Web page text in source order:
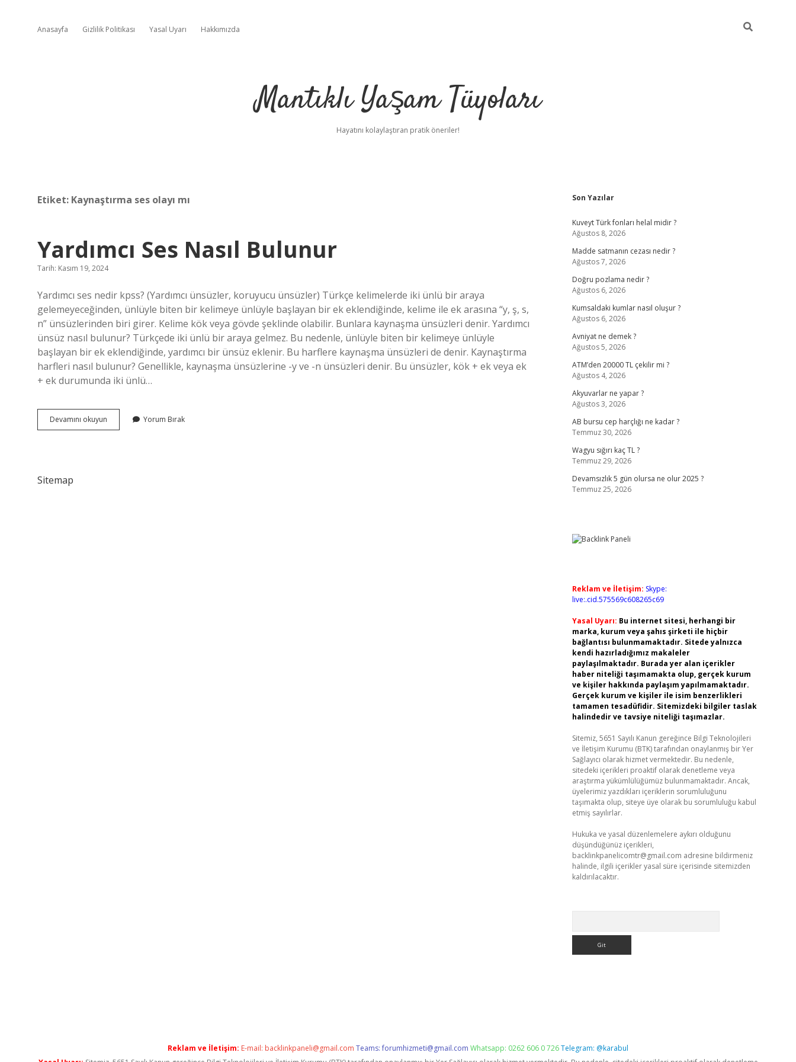
Anasayfa Gizlilik Politikası Yasal Uyarı Hakkımızda
Mantıklı Yaşam Tüyoları
Hayatını kolaylaştıran pratik öneriler!
Etiket: Kaynaştırma ses olayı mı
Yardımcı Ses Nasıl Bulunur
Tarih: Kasım 19, 2024
Yardımcı ses nedir kpss? (Yardımcı ünsüzler, koruyucu ünsüzler) Türkçe kelimelerde iki ünlü bir araya
gelemeyeceğinden, ünlüyle biten bir kelimeye ünlüyle başlayan bir ek eklendiğinde, kelime ile ek arasına “y, ş, s,
n” ünsüzlerinden biri girer. Kelime kök veya gövde şeklinde olabilir. Bunlara kaynaşma ünsüzleri denir. Yardımcı
ünsüz nasıl bulunur? Türkçede iki ünlü bir araya gelmez. Bu nedenle, ünlüyle biten bir kelimeye ünlüyle
başlayan bir ek eklendiğinde, yardımcı bir ünsüz eklenir. Bu harflere kaynaşma ünsüzleri de denir. Kaynaştırma
harfleri nasıl bulunur? Genellikle, kaynaşma ünsüzlerine -y ve -n ünsüzleri denir. Bu ünsüzler, kök + ek veya ek
+ ek durumunda iki ünlü…
Devamını okuyun Yardımcı
Ses
Yorum Bırak
Sitemap
Sidebar
Son Yazılar
Kuveyt Türk fonları helal midir ?
Ağustos 8, 2026
Madde satmanın cezası nedir ?
Ağustos 7, 2026
Doğru pozlama nedir ?
Ağustos 6, 2026
Kumsaldaki kumlar nasıl oluşur ?
Ağustos 6, 2026
Avniyat ne demek ?
Ağustos 5, 2026
ATM’den 20000 TL çekilir mi ?
Ağustos 4, 2026
Akyuvarlar ne yapar ?
Ağustos 3, 2026
AB bursu cep harçlığı ne kadar ?
Temmuz 30, 2026
Wagyu sığırı kaç TL ?
Temmuz 29, 2026
Devamsızlık 5 gün olursa ne olur 2025 ?
Temmuz 25, 2026
Reklam ve İletişim: Skype:
live:.cid.575569c608265c69
Yasal Uyarı: Bu internet sitesi, herhangi bir
marka, kurum veya şahıs şirketi ile hiçbir
bağlantısı bulunmamaktadır. Sitede yalnızca
kendi hazırladığımız makaleler
paylaşılmaktadır. Burada yer alan içerikler
haber niteliği taşımamakta olup, gerçek kurum
ve kişiler hakkında paylaşım yapılmamaktadır.
Gerçek kurum ve kişiler ile isim benzerlikleri
tamamen tesadüfidir. Sitemizdeki bilgiler taslak
halindedir ve tavsiye niteliği taşımazlar.
Sitemiz, 5651 Sayılı Kanun gereğince Bilgi Teknolojileri
ve İletişim Kurumu (BTK) tarafından onaylanmış bir Yer
Sağlayıcı olarak hizmet vermektedir. Bu nedenle,
sitedeki içerikleri proaktif olarak denetleme veya
araştırma yükümlülüğümüz bulunmamaktadır. Ancak,
üyelerimiz yazdıkları içeriklerin sorumluluğunu
taşımakta olup, siteye üye olarak bu sorumluluğu kabul
etmiş sayılırlar.
Hukuka ve yasal düzenlemelere aykırı olduğunu
düşündüğünüz içerikleri,
backlinkpanelicomtr@gmail.com adresine bildirmeniz
halinde, ilgili içerikler yasal süre içerisinde sitemizden
kaldırılacaktır.
Reklam ve İletişim: E-mail: backlinkpaneli@gmail.com Teams:forumhizmeti@gmail.com Whatsapp: 0262 606 0 726Telegram: @karabul